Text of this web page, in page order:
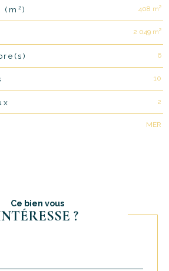
408 m²
2 049 m²
6
10
2
MER
Ce bien vous
?